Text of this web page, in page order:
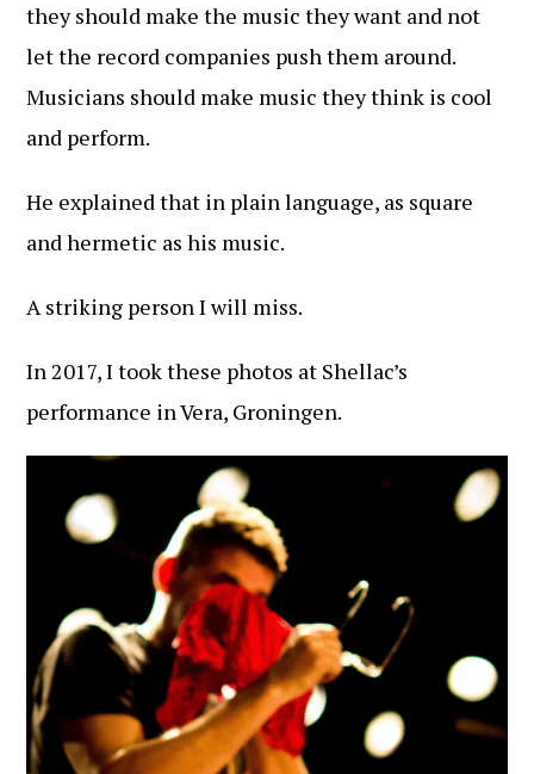
they should make the music they want and not
let the record companies push them around.
Musicians should make music they think is cool
and perform.
He explained that in plain language, as square
and hermetic as his music.
A striking person I will miss.
In 2017, I took these photos at Shellac’s
performance in Vera, Groningen.